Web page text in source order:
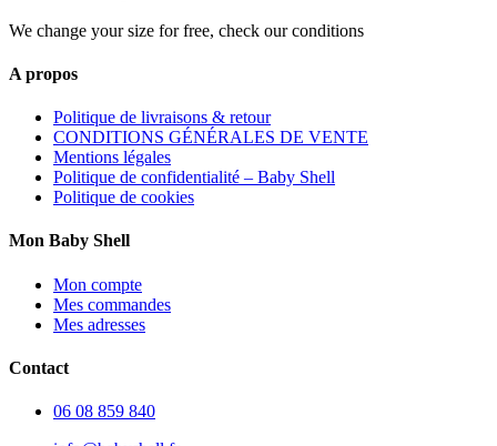
We change your size for free, check our conditions
A propos
Politique de livraisons & retour
CONDITIONS GÉNÉRALES DE VENTE
Mentions légales
Politique de confidentialité – Baby Shell
Politique de cookies
Mon Baby Shell
Mon compte
Mes commandes
Mes adresses
Contact
06 08 859 840